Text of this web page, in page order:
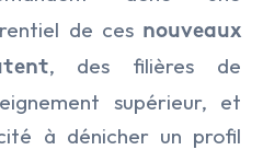
de ces nouveaux
, des filières de
supérieur, et
à dénicher un profil